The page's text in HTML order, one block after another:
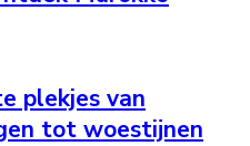
plekjes van
tot woestijnen